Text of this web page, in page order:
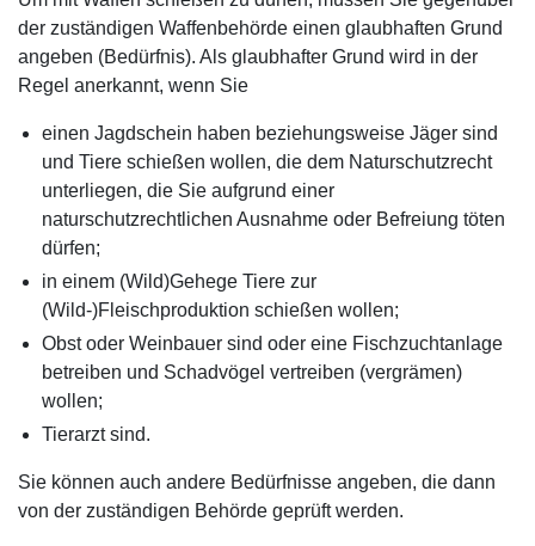
der zuständigen Waffenbehörde einen glaubhaften Grund
angeben (Bedürfnis). Als glaubhafter Grund wird in der
Regel anerkannt, wenn Sie
einen Jagdschein haben beziehungsweise Jäger sind
und Tiere schießen wollen, die dem Naturschutzrecht
unterliegen, die Sie aufgrund einer
naturschutzrechtlichen Ausnahme oder Befreiung töten
dürfen;
in einem (Wild)Gehege Tiere zur
(Wild-)Fleischproduktion schießen wollen;
Obst oder Weinbauer sind oder eine Fischzuchtanlage
betreiben und Schadvögel vertreiben (vergrämen)
wollen;
Tierarzt sind.
Sie können auch andere Bedürfnisse angeben, die dann
von der zuständigen Behörde geprüft werden.